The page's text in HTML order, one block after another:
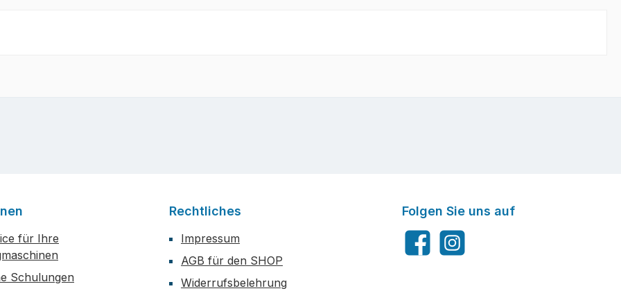
für Ihre
Schulungen
Rechtliches
Impressum
AGB für den SHOP
Widerrufsbelehrung
Folgen Sie uns auf
FacebookInstagram